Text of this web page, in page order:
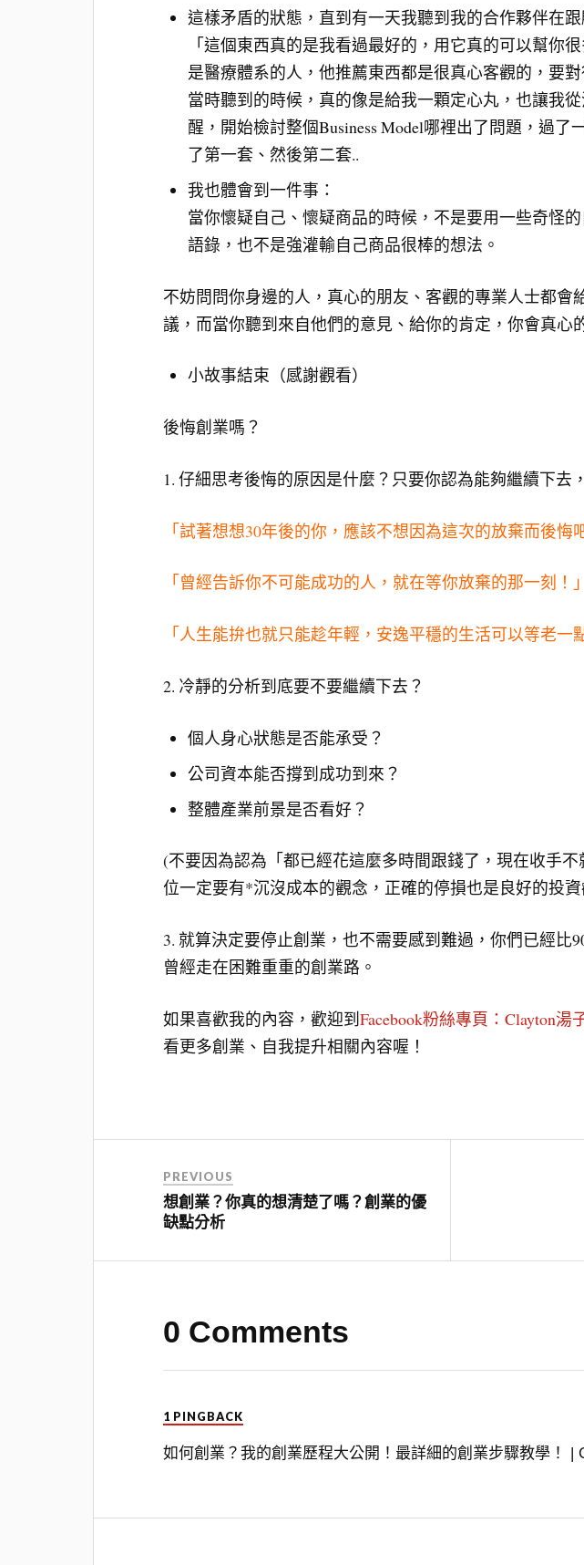
這樣矛盾的狀態，直到有一天我聽到我的合作夥伴在跟
「這個東西真的是我看過最好的，用它真的可以幫你
是醫療體系的人，他推薦東西都是很真心客觀的，要
當時聽到的時候，真的像是給我一顆定心丸，也讓我
醒，開始檢討整個Business Model哪裡出了問題，過了
了第一套、然後第二套..
我也體會到一件事：
當你懷疑自己、懷疑商品的時候，不是要用一些奇怪
語錄，也不是強灌輸自己商品很棒的想法。
不妨問問你身邊的人，真心的朋友、客觀的專業人士都會
議，而當你聽到來自他們的意見、給你的肯定，你會真心
小故事結束（感謝觀看）
後悔創業嗎？
1. 仔細思考後悔的原因是什麼？只要你認為能夠繼續下去
「試著想想30年後的你，應該不想因為這次的放棄而後悔
「曾經告訴你不可能成功的人，就在等你放棄的那一刻！」
「人生能拚也就只能趁年輕，安逸平穩的生活可以等老一
2. 冷靜的分析到底要不要繼續下去？
個人身心狀態是否能承受？
公司資本能否撐到成功到來？
整體產業前景是否看好？
(不要因為認為「都已經花這麼多時間跟錢了，現在收手
位一定要有*沉沒成本的觀念，正確的停損也是良好的投
3. 就算決定要停止創業，也不需要感到難過，你們已經比
曾經走在困難重重的創業路。
如果喜歡我的內容，歡迎到Facebook粉絲專頁：Clayton湯
看更多創業、自我提升相關內容喔！
PREVIOUS
想創業？你真的想清楚了嗎？創業的優
缺點分析
0 Comments
1 PINGBACK
如何創業？我的創業歷程大公開！最詳細的創業步驟教學！ |